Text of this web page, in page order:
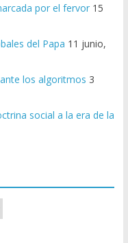
por el fervor 15
del Papa 11 junio,
los algoritmos 3
social a la era de la